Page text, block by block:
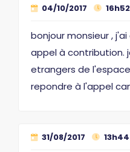
04/10/2017 16h52
bonjour monsieur ,
appel à contribution.
etrangers de
repondre à l'appel
31/08/2017 13h44